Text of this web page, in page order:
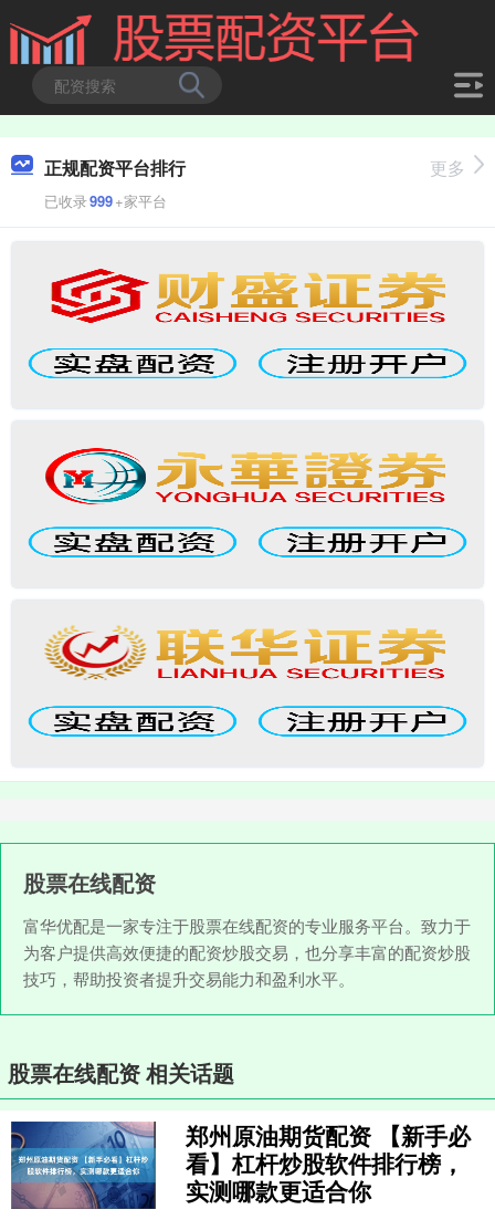
正规配资平台排行
已收录999+家平台
更多
股票在线配资
富华优配是一家专注于股票在线配资的专业服务平台。致力于
为客户提供高效便捷的配资炒股交易，也分享丰富的配资炒股
技巧，帮助投资者提升交易能力和盈利水平。
股票在线配资 相关话题
郑州原油期货配资 【新手必
看】杠杆炒股软件排行榜，
实测哪款更适合你